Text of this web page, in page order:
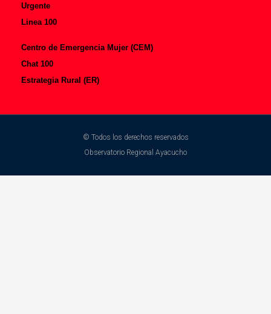
Urgente
Linea 100
Centro de Emergencia Mujer (CEM)
Chat 100
Estrategia Rural (ER)
© Todos los derechos reservados
Observatorio Regional Ayacucho